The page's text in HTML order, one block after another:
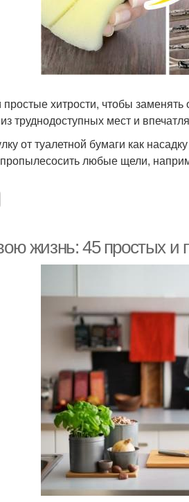
простые хитрости, чтобы
труднодоступных мест и
от туалетной бумаги как
любые щели,
жизнь: 45 простых и